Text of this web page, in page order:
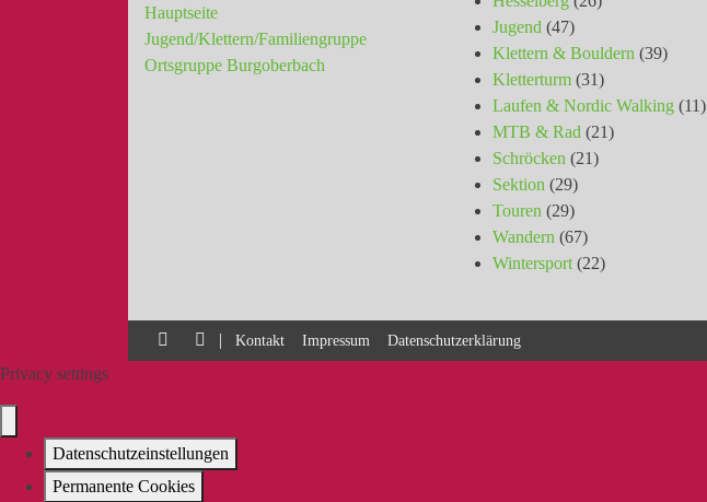
Hauptseite
Jugend/Klettern/Familiengruppe
Ortsgruppe Burgoberbach
Jugend(47)
Klettern & Bouldern(39)
Kletterturm(31)
Laufen & Nordic Walking(11)
MTB & Rad(21)
Schröcken(21)
Sektion(29)
Touren(29)
Wandern(67)
Wintersport(22)
Kontakt Impressum Datenschutzerklärung
Privacy settings
Datenschutzeinstellungen
Permanente Cookies